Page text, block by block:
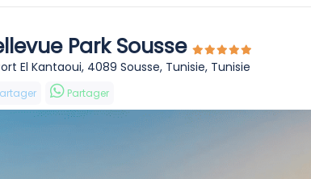
Park Sousse
El Kantaoui, 4089 Sousse, Tunisie, Tunisie
Partager